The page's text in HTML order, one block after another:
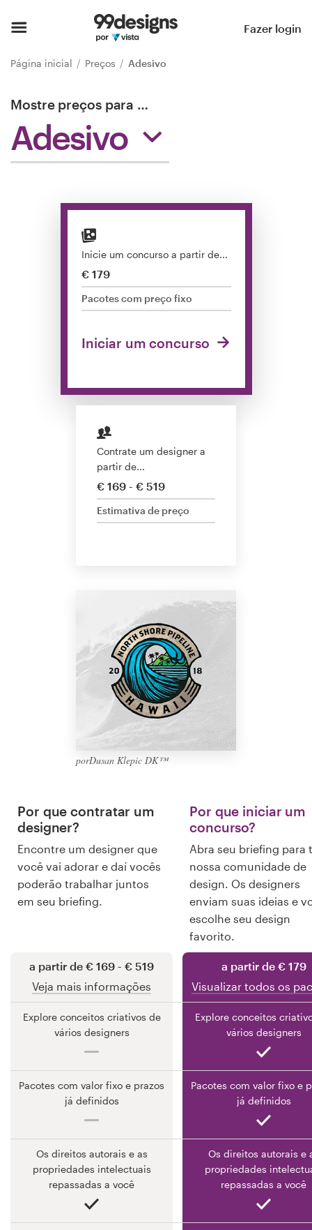
Fazer login
Página inicial Preços Adesivo
Mostre preços para …
Adesivo
Inicie um concurso a partir de...
€ 179
Pacotes com preço fixo
Iniciar um concurso
Contrate um designer a
partir de...
€ 169 - € 519
Estimativa de preço
porDusan Klepic DK™
Por que contratar um
designer?
Encontre um designer que
você vai adorar e daí vocês
poderão trabalhar juntos
em seu briefing.
Por que iniciar um
concurso?
Abra seu briefing para
nossa comunidade de
design. Os designers
enviam suas ideias e
escolhe seu design
favorito.
a partir de € 169 - € 519
Veja mais informações
a partir de € 179
Visualizar todos os
Explore conceitos criativos de
vários designers
Explore conceitos
vários designers
Pacotes com valor fixo e prazos
já definidos
Pacotes com valor fixo e
já definidos
Os direitos autorais e as
propriedades intelectuais
repassadas a você
Os direitos autorais e
propriedades
repassadas a você
Página inicial
Pesquisar categorias
Encontre um designer
Inspiração
99designs Pro
Encontre um designer
99designs Studio
Design de logotipos
Cartão de visita
Manual de identidade da marca
Suporte
+49 30 568 37640
Recursos
Preços
Torne-se um designer
Blog